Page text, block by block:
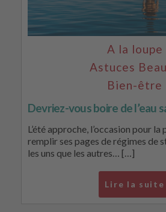
A la loupe
Astuces
Bien-être
Devriez-vous boire de l’eau
L’été approche, l’occasion pour
remplir ses pages de régimes de
les uns que les autres… […]
Lire la suite